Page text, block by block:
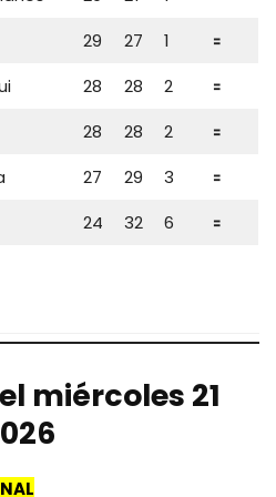
29 27 1
🟰
28 28 2
🟰
28 28 2
🟰
27 29 3
🟰
24 32 6 🟰
miércoles 21